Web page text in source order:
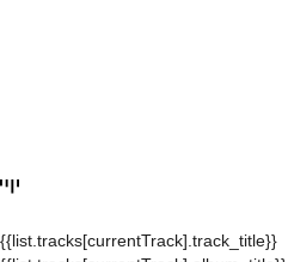
{{list.tracks[currentTrack].track_title}}